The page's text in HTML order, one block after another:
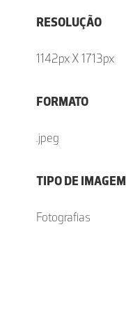
RESOLUÇÃO
1142px X 1713px
FORMATO
.jpeg
TIPO DE IMAGEM
Fotografias